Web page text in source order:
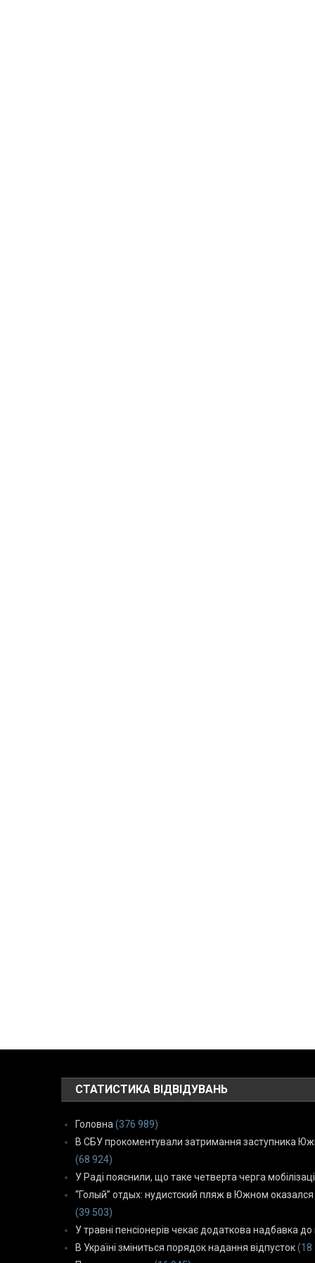
СТАТИСТИКА ВІДВІДУВАНЬ
Головна (376 989)
В СБУ прокоментували затримання заступника
(68 924)
У Раді пояснили, що таке четверта черга
“Голый” отдых: нудистский пляж в Южном
(39 503)
У травні пенсіонерів чекає додаткова надбавка до
В Україні зміниться порядок надання відпусток (18